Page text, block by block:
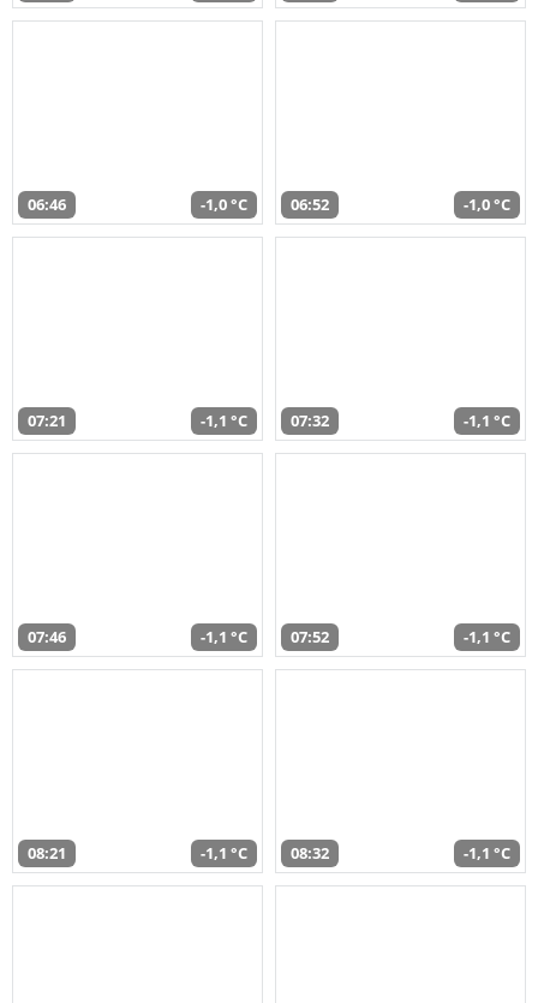
06:46 -1,0 °C 06:52 -1,0 °C
07:21 -1,1 °C 07:32 -1,1 °C
07:46 -1,1 °C 07:52 -1,1 °C
08:21 -1,1 °C 08:32 -1,1 °C